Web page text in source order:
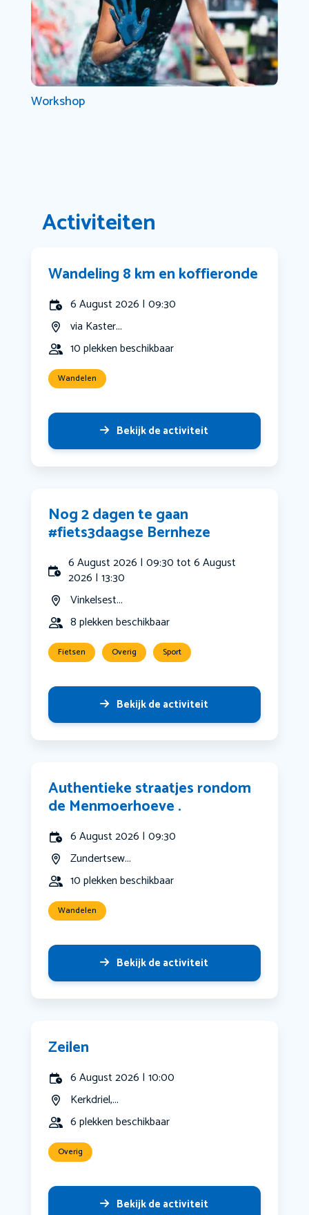
Workshop
Activiteiten
Wandeling 8 km en koffieronde
6 August 2026 | 09:30
via Kaster...
10 plekken beschikbaar
Wandelen
Bekijk de activiteit
Nog 2 dagen te gaan
#fiets3daagse Bernheze
6 August 2026 | 09:30 tot 6 August
2026 | 13:30
Vinkelsest...
8 plekken beschikbaar
Fietsen Overig Sport
Bekijk de activiteit
Authentieke straatjes rondom
de Menmoerhoeve .
6 August 2026 | 09:30
Zundertsew...
10 plekken beschikbaar
Wandelen
Bekijk de activiteit
Zeilen
6 August 2026 | 10:00
Kerkdriel,...
6 plekken beschikbaar
Overig
Bekijk de activiteit